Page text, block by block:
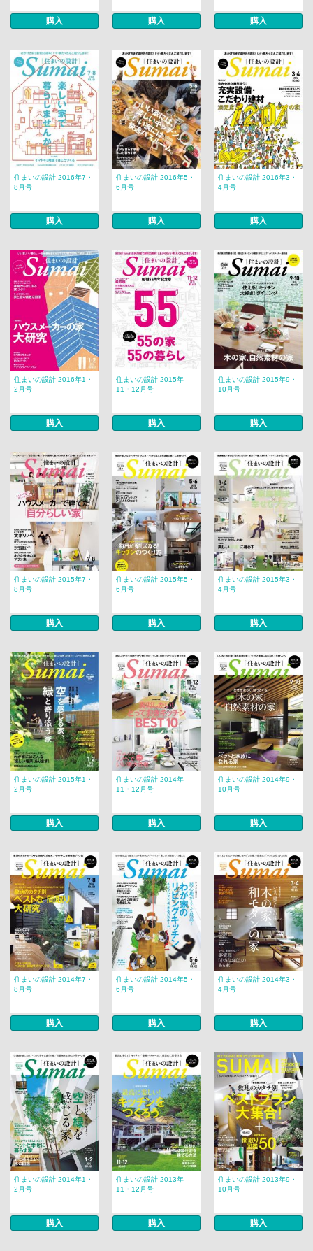
購入 購入 購入
住まいの設計 2016年7・
8月号
購入
住まいの設計 2016年5・
6月号
購入
住まいの設計 2016年3・
4月号
購入
住まいの設計 2016年1・
2月号
購入
住まいの設計 2015年
11・12月号
購入
住まいの設計 2015年9・
10月号
購入
住まいの設計 2015年7・
8月号
購入
住まいの設計 2015年5・
6月号
購入
住まいの設計 2015年3・
4月号
購入
住まいの設計 2015年1・
2月号
購入
住まいの設計 2014年
11・12月号
購入
住まいの設計 2014年9・
10月号
購入
住まいの設計 2014年7・
8月号
購入
住まいの設計 2014年5・
6月号
購入
住まいの設計 2014年3・
4月号
購入
住まいの設計 2014年1・
2月号
購入
住まいの設計 2013年
11・12月号
購入
住まいの設計 2013年9・
10月号
購入